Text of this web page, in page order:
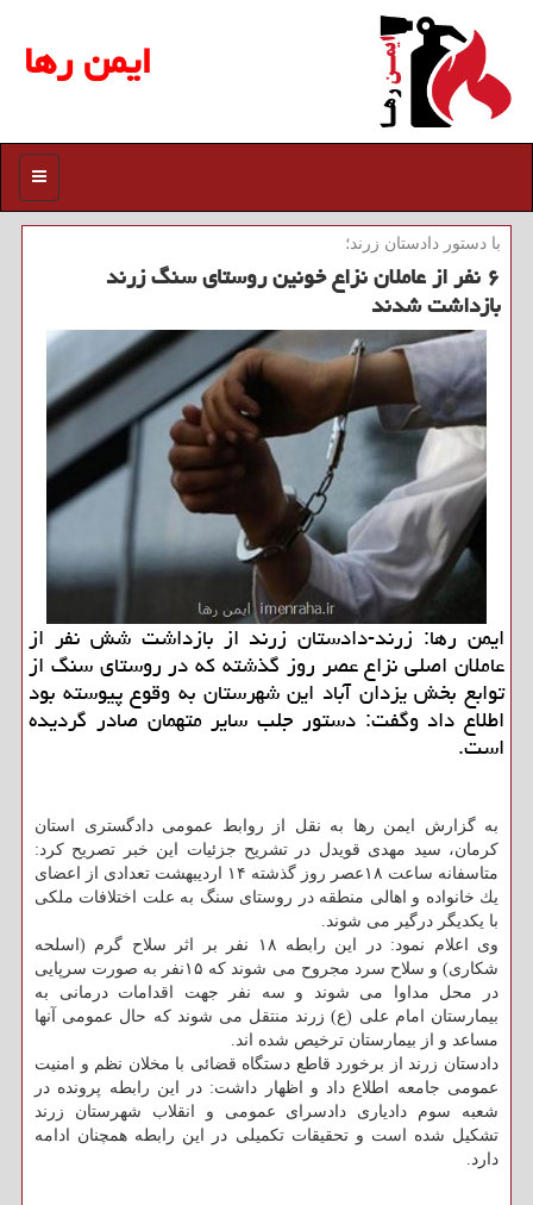
ایمن رها
منو
با دستور دادستان زرند؛
۶ نفر از عاملان نزاع خونین روستای سنگ زرند
بازداشت شدند
ایمن رها: زرند-دادستان زرند از بازداشت شش نفر از
عاملان اصلی نزاع عصر روز گذشته كه در روستای سنگ از
توابع بخش یزدان آباد این شهرستان به وقوع پیوسته بود
اطلاع داد وگفت: دستور جلب سایر متهمان صادر گردیده
است.
به گزارش ایمن رها به نقل از روابط عمومی دادگستری استان
كرمان، سید مهدی قویدل در تشریح جزئیات این خبر تصریح كرد:
متاسفانه ساعت ۱۸عصر روز گذشته ۱۴ اردیبهشت تعدادی از اعضای
یك خانواده و اهالی منطقه در روستای سنگ به علت اختلافات ملكی
با یكدیگر درگیر می شوند.
وی اعلام نمود: در این رابطه ۱۸ نفر بر اثر سلاح گرم (اسلحه
شكاری) و سلاح سرد مجروح می شوند كه ۱۵نفر به صورت سرپایی
در محل مداوا می شوند و سه نفر جهت اقدامات درمانی به
بیمارستان امام علی (ع) زرند منتقل می شوند كه حال عمومی آنها
مساعد و از بیمارستان ترخیص شده اند.
دادستان زرند از برخورد قاطع دستگاه قضائی با مخلان نظم و امنیت
عمومی جامعه اطلاع داد و اظهار داشت: در این رابطه پرونده در
شعبه سوم دادیاری دادسرای عمومی و انقلاب شهرستان زرند
تشكیل شده است و تحقیقات تكمیلی در این رابطه همچنان ادامه
دارد.